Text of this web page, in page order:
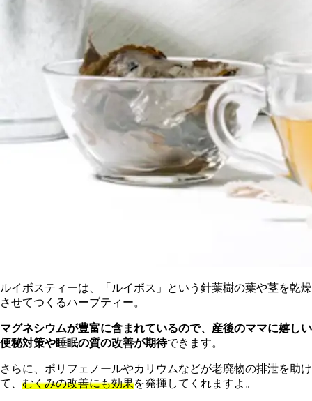
ルイボスティーは、「ルイボス」という針葉樹の葉や茎を乾燥
させてつくるハーブティー。
マグネシウムが豊富に含まれているので、産後のママに嬉しい
便秘対策や睡眠の質の改善が期待できます。
さらに、ポリフェノールやカリウムなどが老廃物の排泄を助け
て、 むくみの改善にも効果を発揮してくれますよ。